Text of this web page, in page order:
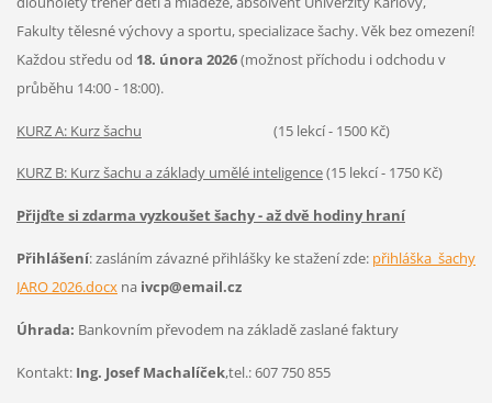
Fakulty tělesné výchovy a sportu, specializace šachy. Věk bez omezení!
Každou středu od 18. února 2026(možnost příchodu i odchodu v
průběhu 14:00 - 18:00).
KURZ A: Kurz šachu (15 lekcí - 1500 Kč)
KURZ B: Kurz šachu a základy umělé inteligence(15 lekcí - 1750 Kč)
Přijďte si zdarma vyzkoušet šachy - až dvě hodiny hraní
Přihlášení: zasláním závazné přihlášky ke stažení zde: přihláška_šachy
JARO 2026.docxna ivcp@email.cz
Úhrada: Bankovním převodem na základě zaslané faktury
Kontakt:Ing. Josef Machalíček,tel.: 607 750 855